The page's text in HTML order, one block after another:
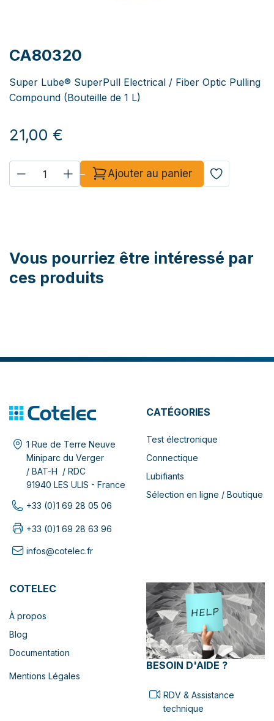
CA80320
Super Lube® SuperPull Electrical / Fiber Optic Pulling
Compound (Bouteille de 1 L)
21,00 €
Ajouter au panier
Vous pourriez être intéressé par
ces produits
1 Rue de Terre Neuve
Miniparc du Verger
/ BAT-H / RDC
91940 LES ULIS - France
+33 (0)1 69 28 05 06
+33 (0)1 69 28 63 96
infos@cotelec.fr
CATÉGORIES
Test électronique
Connectique
Lubifiants
Sélection en ligne / Boutique
COTELEC
À propos
Blog
Documentation
Mentions Légales
BESOIN D'AIDE ?
RDV & Assistance
technique